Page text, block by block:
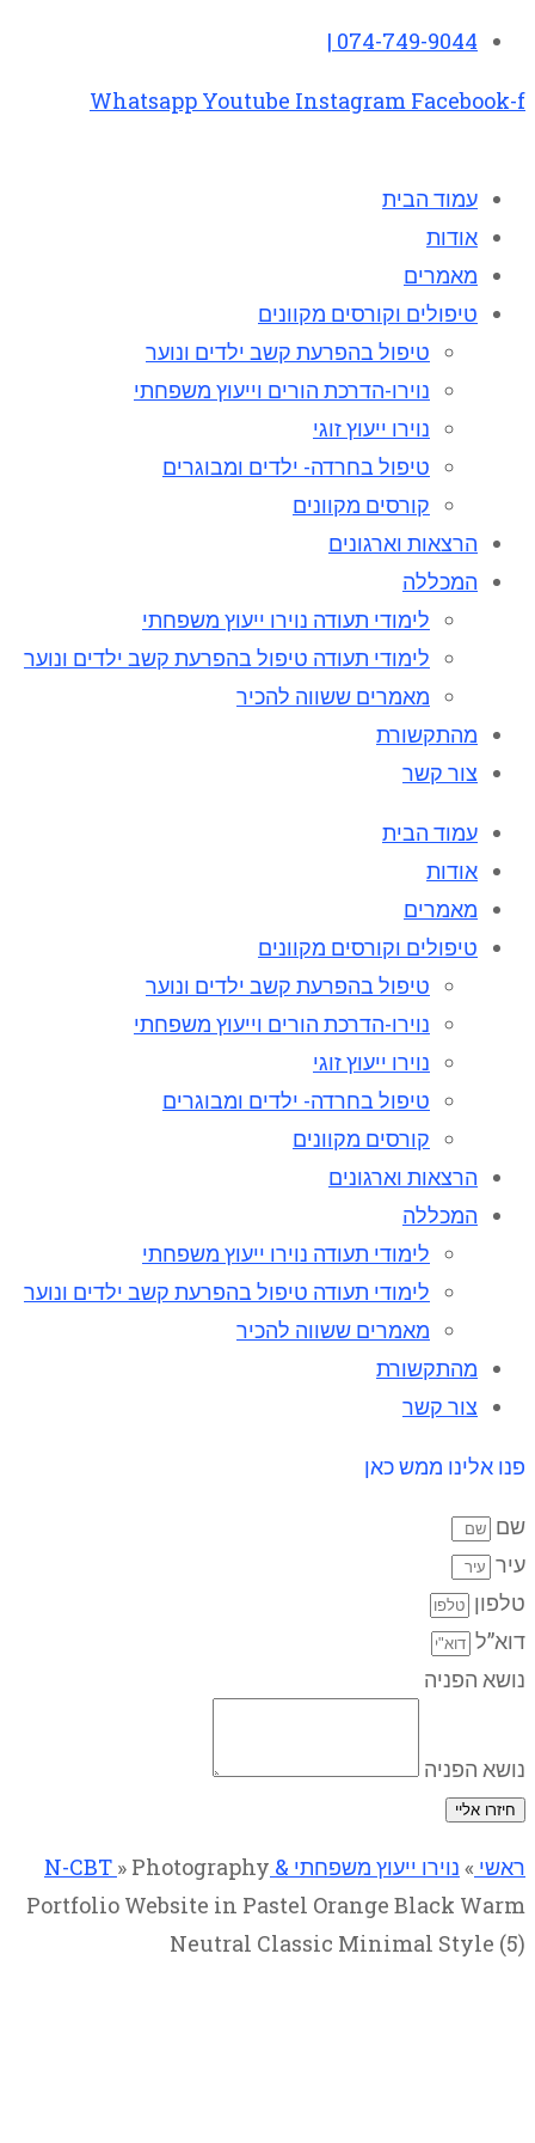
074-749-9044 |
Whatsapp Youtube Instagram Facebook-f
עמוד הבית
אודות
מאמרים
טיפולים וקורסים מקוונים
טיפול בהפרעת קשב ילדים ונוער
נוירו-הדרכת הורים וייעוץ משפחתי
נוירו ייעוץ זוגי
טיפול בחרדה- ילדים ומבוגרים
קורסים מקוונים
הרצאות וארגונים
המכללה
לימודי תעודה נוירו ייעוץ משפחתי
לימודי תעודה טיפול בהפרעת קשב ילדים ונוער
מאמרים ששווה להכיר
מהתקשורת
צור קשר
עמוד הבית
אודות
מאמרים
טיפולים וקורסים מקוונים
טיפול בהפרעת קשב ילדים ונוער
נוירו-הדרכת הורים וייעוץ משפחתי
נוירו ייעוץ זוגי
טיפול בחרדה- ילדים ומבוגרים
קורסים מקוונים
הרצאות וארגונים
המכללה
לימודי תעודה נוירו ייעוץ משפחתי
לימודי תעודה טיפול בהפרעת קשב ילדים ונוער
מאמרים ששווה להכיר
מהתקשורת
צור קשר
פנו אלינו ממש כאן
שם
עיר
טלפון
דוא”ל
נושא הפניה
נושא הפניה
חיזרו אליי
ראשי » נוירו ייעוץ משפחתי & N-CBT » Photography
Portfolio Website in Pastel Orange Black Warm
Neutral Classic Minimal Style (5)